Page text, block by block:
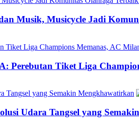
Musik, Musicycle Jadi
Tiket Liga Champions Memanas, AC
Perebutan Tiket Liga
Tangsel yang Semakin Mengkhawatirkan
Udara Tangsel yang